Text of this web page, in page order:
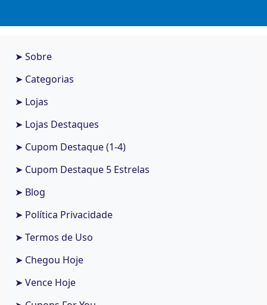
➤ Sobre
➤ Categorias
➤ Lojas
➤ Lojas Destaques
➤ Cupom Destaque (1-4)
➤ Cupom Destaque 5 Estrelas
➤ Blog
➤ Política Privacidade
➤ Termos de Uso
➤ Chegou Hoje
➤ Vence Hoje